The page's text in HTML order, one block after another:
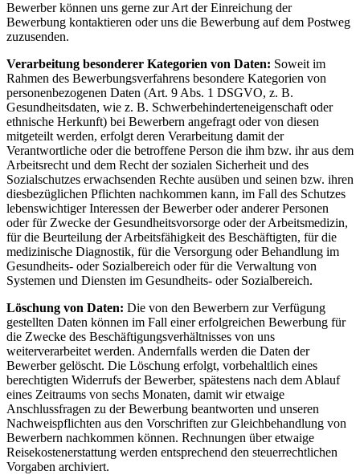
Bewerber können uns gerne zur Art der Einreichung der
Bewerbung kontaktieren oder uns die Bewerbung auf dem Postweg
zuzusenden.
Verarbeitung besonderer Kategorien von Daten: Soweit im
Rahmen des Bewerbungsverfahrens besondere Kategorien von
personenbezogenen Daten (Art. 9 Abs. 1 DSGVO, z. B.
Gesundheitsdaten, wie z. B. Schwerbehinderteneigenschaft oder
ethnische Herkunft) bei Bewerbern angefragt oder von diesen
mitgeteilt werden, erfolgt deren Verarbeitung damit der
Verantwortliche oder die betroffene Person die ihm bzw. ihr aus dem
Arbeitsrecht und dem Recht der sozialen Sicherheit und des
Sozialschutzes erwachsenden Rechte ausüben und seinen bzw. ihren
diesbezüglichen Pflichten nachkommen kann, im Fall des Schutzes
lebenswichtiger Interessen der Bewerber oder anderer Personen
oder für Zwecke der Gesundheitsvorsorge oder der Arbeitsmedizin,
für die Beurteilung der Arbeitsfähigkeit des Beschäftigten, für die
medizinische Diagnostik, für die Versorgung oder Behandlung im
Gesundheits- oder Sozialbereich oder für die Verwaltung von
Systemen und Diensten im Gesundheits- oder Sozialbereich.
Löschung von Daten: Die von den Bewerbern zur Verfügung
gestellten Daten können im Fall einer erfolgreichen Bewerbung für
die Zwecke des Beschäftigungsverhältnisses von uns
weiterverarbeitet werden. Andernfalls werden die Daten der
Bewerber gelöscht. Die Löschung erfolgt, vorbehaltlich eines
berechtigten Widerrufs der Bewerber, spätestens nach dem Ablauf
eines Zeitraums von sechs Monaten, damit wir etwaige
Anschlussfragen zu der Bewerbung beantworten und unseren
Nachweispflichten aus den Vorschriften zur Gleichbehandlung von
Bewerbern nachkommen können. Rechnungen über etwaige
Reisekostenerstattung werden entsprechend den steuerrechtlichen
Vorgaben archiviert.